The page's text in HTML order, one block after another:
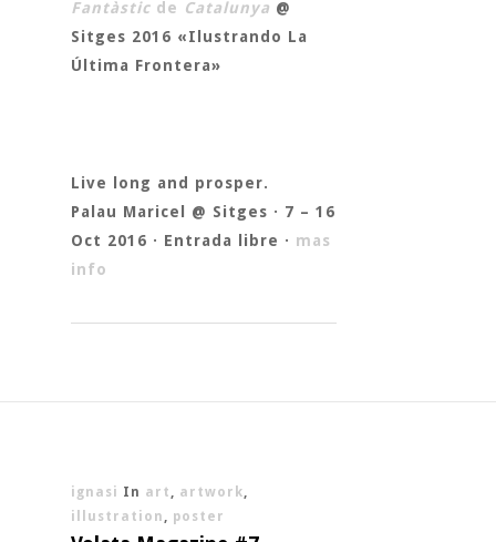
Fantàstic de Catalunya @
Sitges 2016 «Ilustrando La
Última Frontera»
Live long and prosper.
Palau Maricel @ Sitges · 7 – 16
Oct 2016 · Entrada libre · mas
info
ignasi In art , artwork,
illustration , poster